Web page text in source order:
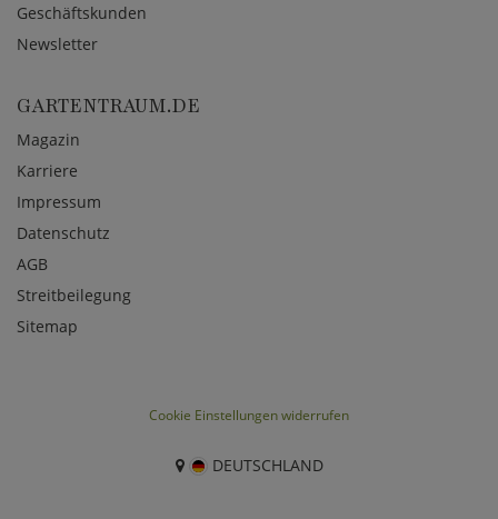
Geschäftskunden
Newsletter
GARTENTRAUM.DE
Magazin
Karriere
Impressum
Datenschutz
AGB
Streitbeilegung
Sitemap
Cookie Einstellungen widerrufen
DEUTSCHLAND